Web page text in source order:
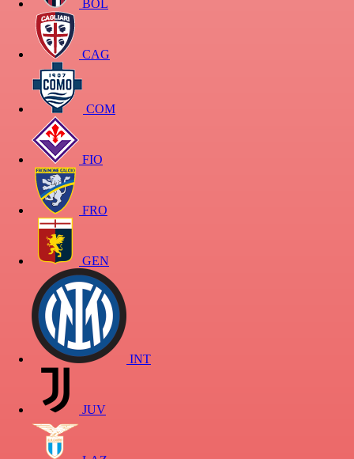
BOL
CAG
COM
FIO
FRO
GEN
INT
JUV